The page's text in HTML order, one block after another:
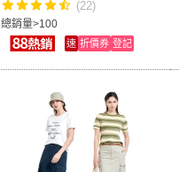
總銷量>100
(22)
速 折價券 登記